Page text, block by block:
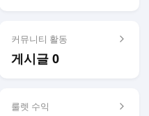
커뮤니티 활동
게시글 0
룰렛 수익